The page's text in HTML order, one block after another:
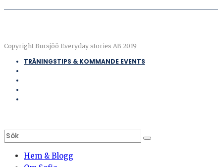
Copyright Bursjöö Everyday stories AB 2019
TRÄNINGSTIPS & KOMMANDE EVENTS
Hem & Blogg